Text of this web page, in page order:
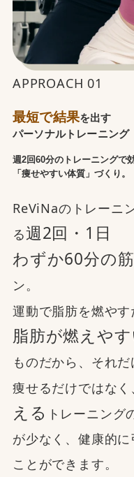
APPROACH 01
最短で結果を出す
パーソナルトレーニング
週2回60分のトレーニングで
「痩せやすい体質」づくり。
ReViNaのトレーニ
る週2回・1日
わずか60分の
ン。
運動で脂肪を燃やす
脂肪が燃えや
ものだから、それだ
痩せるだけではなく
える トレーニング
が少なく、健康的
ことができます。